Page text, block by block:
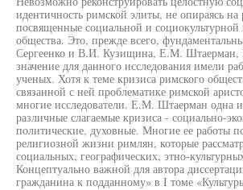
идентичность римской элиты, не опираясь на
посвященные социальной и социокультурной
общества. Это, прежде всего,
Сергеенко и В.И. Кузищина, Е.М. Штаерман,
значение для данного исследования имели
ученых. Хотя к теме кризиса римского
связанной с ней проблематике римской
многие исследователи. Е.М. Штаерман одна
различные слагаемые кризиса - социально-
политические, духовные. Многие ее работы
религиозной жизни римлян, которые
социальных, географических, этно-
Концептуально важной для автора
гражданина к подданному» в I томе